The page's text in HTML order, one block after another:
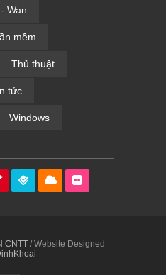
Wan
mềm
Thủ thuật
tức
Windows
CNTT / Website Designed